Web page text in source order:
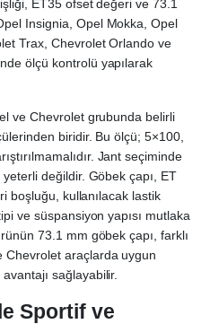
ET35 ofset değeri ve 73.1
Insignia, Opel Mokka, Opel
Trax, Chevrolet Orlando ve
ölçü kontrolü yapılarak
ve Chevrolet grubunda belirli
biridir. Bu ölçü; 5×100,
Jant seçiminde
yeterli değildir. Göbek çapı, ET
boşluğu, kullanılacak lastik
ve süspansiyon yapısı mutlaka
73.1 mm göbek çapı, farklı
Chevrolet araçlarda uygun
sağlayabilir.
Sportif ve